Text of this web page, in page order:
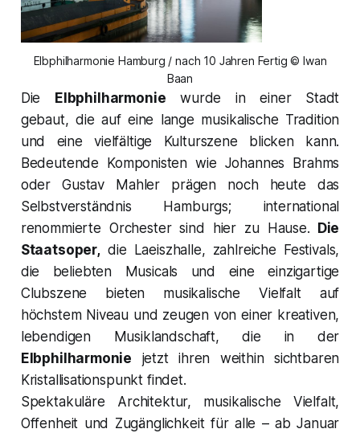
Elbphilharmonie Hamburg / nach 10 Jahren Fertig © Iwan
Baan
Die Elbphilharmonie wurde in einer Stadt
gebaut, die auf eine lange musikalische Tradition
und eine vielfältige Kulturszene blicken kann.
Bedeutende Komponisten wie Johannes Brahms
oder Gustav Mahler prägen noch heute das
Selbstverständnis Hamburgs; international
renommierte Orchester sind hier zu Hause. Die
Staatsoper,die Laeiszhalle, zahlreiche Festivals,
die beliebten Musicals und eine einzigartige
Clubszene bieten musikalische Vielfalt auf
höchstem Niveau und zeugen von einer kreativen,
lebendigen Musiklandschaft, die in der
Elbphilharmonie jetzt ihren weithin sichtbaren
Kristallisationspunkt findet.
Spektakuläre Architektur, musikalische Vielfalt,
Offenheit und Zugänglichkeit für alle – ab Januar